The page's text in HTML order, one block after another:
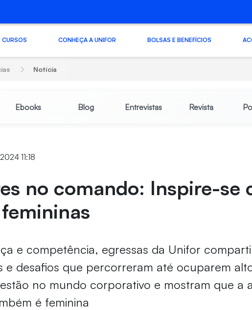
CURSOS CONHEÇA A UNIFOR BOLSAS E BENEFÍCIOS
Notícia
Ebooks Blog Entrevistas Revista
11:18
no comando: Inspire-se
e competência, egressas da Unifor
e desafios que percorreram até ocuparem
no mundo corporativo e mostram que a
é feminina